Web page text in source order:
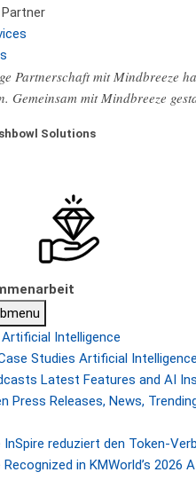
Partnerschaft mit Mindbreeze
Gemeinsam mit Mindbreeze
Solutions
Intelligence
Studies Artificial
Latest Features and AI
Press Releases, News,
InSpire reduziert den Token-
Recognized in KMWorld’s